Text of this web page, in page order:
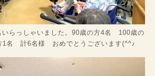
いらっしゃいました。90歳の方4名 100歳の
名 計6名様 おめでとうございます(^^♪